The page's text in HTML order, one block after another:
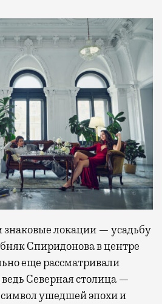
локации — усадьбу
Спиридонова в центре
еще рассматривали
Северная столица —
ушедшей эпохи и